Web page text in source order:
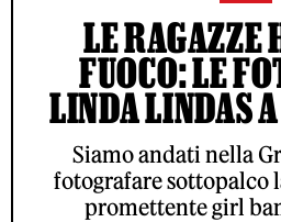
LE RAGAZZE
FUOCO: LE
LINDA LINDAS
Siamo andati nella
fotografare sottopalco
promettente girl